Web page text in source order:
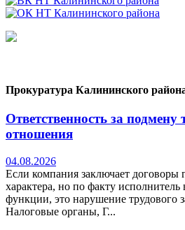
Прокуратура Калининского
Ответственность за подмену
отношения
04.08.2026
Если компания заключает договоры
характера, но по факту
функции, это нарушение трудового
Налоговые органы, Г...